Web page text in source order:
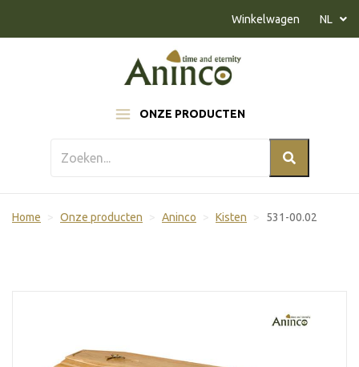
ONZE PRODUCTEN
Winkelwagen NL
Home Onze producten Aninco Kisten 531-00.02